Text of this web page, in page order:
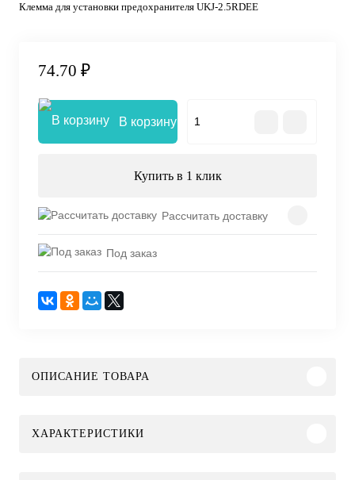
Клемма для установки предохранителя UKJ-2.5RDEE
74.70 ₽
В корзину
Купить в 1 клик
Рассчитать доставку
Под заказ
ОПИСАНИЕ ТОВАРА
ХАРАКТЕРИСТИКИ